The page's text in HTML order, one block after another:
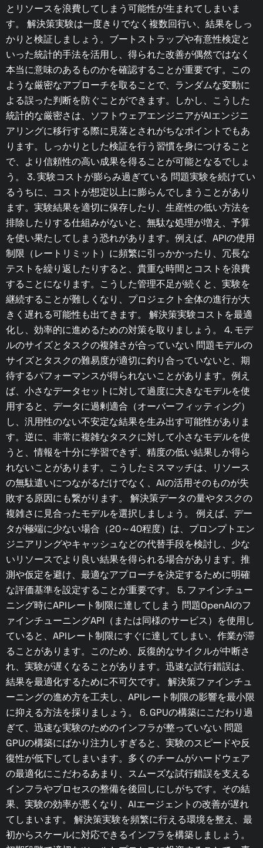
とリソースを浪費してしまう可能性が生まれてしまいま
す。 解決策実験は一度きりでなく複数回行い、結果をしっ
かりと検証しましょう。ブートストラップや有意性検定と
いった統計的手法を活用し、得られた改善が偶然ではなく
本当に意味のあるものかを確認することが重要です。この
ような厳密なアプローチを取ることで、ランダムな変動に
よる誤った判断を防ぐことができます。しかし、こうした
統計的な厳密さは、ソフトウェアエンジニアがAIエンジニ
アリングに移行する際に見落とされがちなポイントでもあ
ります。しっかりとした検証を行う習慣を身につけること
で、より信頼性の高い成果を得ることが可能となるでしょ
う。 3. 実験コストが膨らみ過ぎている 問題実験を続けてい
るうちに、コストが想定以上に膨らんでしまうことがあり
ます。実験結果を適切に保存したり、生産性の低い方法を
排除したりする仕組みがないと、無駄な処理が増え、予算
を使い果たしてしまう恐れがあります。例えば、APIの使用
制限（レートリミット）に頻繁に引っかかったり、冗長な
テストを繰り返したりすると、貴重な時間とコストを浪費
することになります。こうした管理不足が続くと、実験を
継続することが難しくなり、プロジェクト全体の進行が大
きく遅れる可能性も出てきます。 解決策実験コストを最適
化し、効率的に進めるための対策を取りましょう。 4. モデ
ルのサイズとタスクの複雑さが合っていない 問題モデルの
サイズとタスクの難易度が適切に釣り合っていないと、期
待するパフォーマンスが得られないことがあります。例え
ば、小さなデータセットに対して過度に大きなモデルを使
用すると、データに過剰適合（オーバーフィッティング）
し、汎用性のない不安定な結果を生み出す可能性がありま
す。逆に、非常に複雑なタスクに対して小さなモデルを使
うと、情報を十分に学習できず、精度の低い結果しか得ら
れないことがあります。こうしたミスマッチは、リソース
の無駄遣いにつながるだけでなく、AIの活用そのものが失
敗する原因にも繋がります。 解決策データの量やタスクの
複雑さに見合ったモデルを選択しましょう。 例えば、デー
タが極端に少ない場合（20～40程度）は、プロンプトエン
ジニアリングやキャッシュなどの代替手段を検討し、少な
いリソースでより良い結果を得られる場合があります。推
測や仮定を避け、最適なアプローチを決定するために明確
な評価基準を設定することが重要です。 5. ファインチュー
ニング時にAPIレート制限に達してしまう 問題OpenAIのフ
ァインチューニングAPI（または同様のサービス）を使用し
ていると、APIレート制限にすぐに達してしまい、作業が滞
ることがあります。このため、反復的なサイクルが中断さ
れ、実験が遅くなることがあります。迅速な試行錯誤は、
結果を最適化するために不可欠です。 解決策ファインチュ
ーニングの進め方を工夫し、APIレート制限の影響を最小限
に抑える方法を採りましょう。 6. GPUの構築にこだわり過
ぎて、迅速な実験のためのインフラが整っていない 問題
GPUの構築にばかり注力しすぎると、実験のスピードや反
復性が低下してしまいます。多くのチームがハードウェア
の最適化にこだわるあまり、スムーズな試行錯誤を支える
インフラやプロセスの整備を後回しにしがちです。その結
果、実験の効率が悪くなり、AIエージェントの改善が遅れ
てしまいます。 解決策実験を頻繁に行える環境を整え、最
初からスケールに対応できるインフラを構築しましょう。